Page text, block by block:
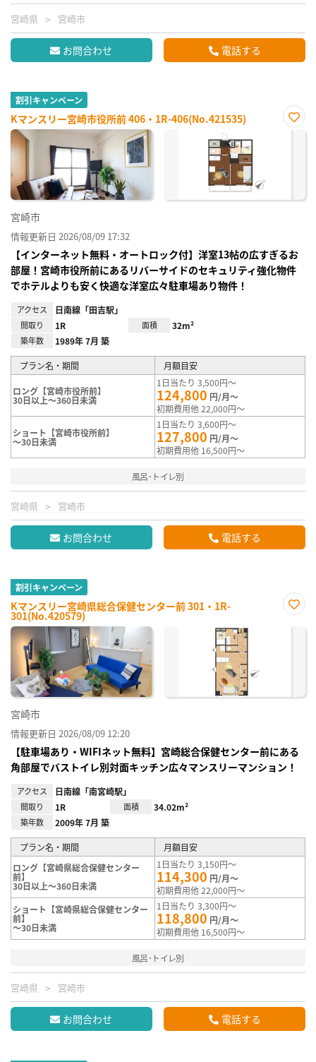
宮崎県 宮崎市
お問合わせ 電話する
割引キャンペーン
Kマンスリー宮崎市役所前 406・1R-406(No.421535)
お気
宮崎市
情報更新日 2026/08/09 17:32
【インターネット無料・オートロック付】洋室13帖の広すぎるお
部屋！宮崎市役所前にあるリバーサイドのセキュリティ強化物件
でホテルよりも安く快適な洋室広々駐車場あり物件！
アクセス 日南線「田吉駅」
間取り 1R 面積 32m²
築年数 1989年 7月 築
プラン名・期間 月額目安
ロング【宮崎市役所前】
30日以上～360日未満
1日当たり 3,500円～
124,800 円/月～
初期費用他 22,000円～
ショート【宮崎市役所前】
～30日未満
1日当たり 3,600円～
127,800 円/月～
初期費用他 16,500円～
風呂･トイレ別
宮崎県 宮崎市
お問合わせ 電話する
割引キャンペーン
Kマンスリー宮崎県総合保健センター前 301・1R-
301(No.420579)
に入
宮崎市
情報更新日 2026/08/09 12:20
【駐車場あり・WIFIネット無料】宮崎総合保健センター前にある
角部屋でバストイレ別対面キッチン広々マンスリーマンション！
アクセス 日南線「南宮崎駅」
間取り 1R 面積 34.02m²
築年数 2009年 7月 築
プラン名・期間
月額目安
ロング【宮崎県総合保健センター
前】
30日以上～360日未満
1日当たり 3,150円～
114,300 円/月～
初期費用他 22,000円～
ショート【宮崎県総合保健センター
前】
～30日未満
1日当たり 3,300円～
118,800 円/月～
初期費用他 16,500円～
風呂･トイレ別
宮崎県 宮崎市
お問合わせ 電話する